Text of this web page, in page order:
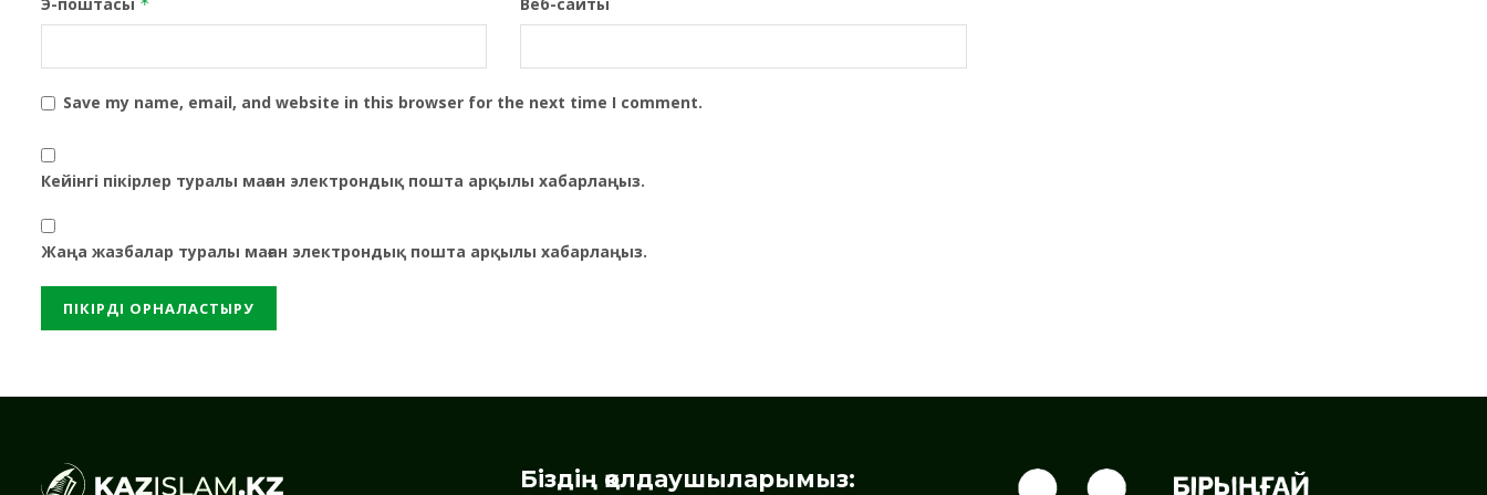
Save my name, email, and website in this browser for the next time I comment.
Кейінгі пікірлер туралы маған электрондық пошта арқылы хабарлаңыз.
Жаңа жазбалар туралы маған электрондық пошта арқылы хабарлаңыз.
Біздің қолдаушыларымыз: